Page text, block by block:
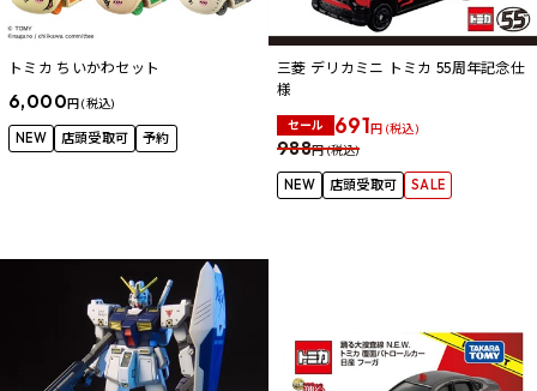
トミカ ちいかわセット
6,000円 (税込)
NEW 店頭受取可 予約
三菱 デリカミニ トミカ 55周年記念仕
様
セール 691円 (税込)
988円 (税込)
NEW 店頭受取可 SALE